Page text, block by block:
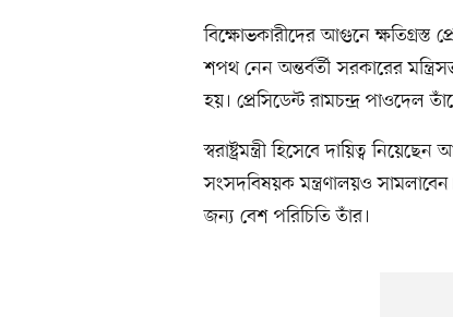
বিক্ষোভকারীদের আগুনে ক্ষতিগ্রস্ত
শপথ নেন অন্তর্বর্তী সরকারের
হয়। প্রেসিডেন্ট রামচন্দ্র পাওদেল
স্বরাষ্ট্রমন্ত্রী হিসেবে দায়িত্ব
সংসদবিষয়ক মন্ত্রণালয়ও
জন্য বেশ পরিচিতি তাঁর।